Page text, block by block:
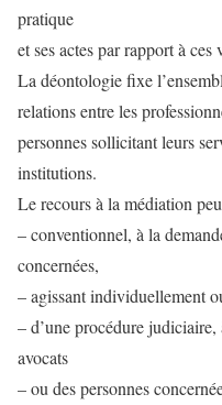
pratique
et ses actes par rapport à ces
La déontologie fixe
relations entre les
personnes sollicitant leurs
institutions.
Le recours à la médiation
– conventionnel, à la
concernées,
– agissant individuellement
– d’une procédure
avocats
– ou des personnes